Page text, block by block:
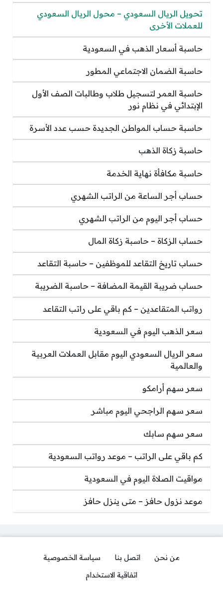
تحويل الريال السعودي – محول الريال السعودي
للعملات الأخرى
حاسبة أسعار الذهب في السعودية
حاسبة الضمان الاجتماعي المطور
حاسبة العمر لتسجيل طلاب وطالبات الصف الأول
الإبتدائي في نظام نور
حاسبة حساب المواطن الجديدة حسب عدد الأسرة
حاسبة زكاة الذهب
حاسبة مكافأة نهاية الخدمة
حساب أجر الساعة من الراتب الشهري
حساب أجر اليوم من الراتب الشهري
حساب الزكاة – حاسبة زكاة المال
حساب تاريخ التقاعد للموظفين – حاسبة التقاعد
حساب ضريبة القيمة المضافة – حاسبة الضريبة
رواتب المتقاعدين – كم باقي على راتب التقاعد
سعر الذهب اليوم في السعودية
سعر الريال السعودي اليوم مقابل العملات العربية
والعالمية
سعر سهم أرامكو
سعر سهم الراجحي اليوم مباشر
سعر سهم سابك
كم باقي على الراتب – موعد رواتب السعودية
مواقيت الصلاة اليوم في السعودية
موعد نزول حافز – متى ينزل حافز
من نحن اتصل بنا
سياسة الخصوصية
اتفاقية الاستخدام